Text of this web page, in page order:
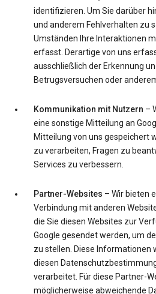
identifizieren. Um Sie darüber
und anderem Fehlverhalten zu
Umständen Ihre Interaktionen
erfasst. Derartige von uns
ausschließlich der Erkennung
Betrugsversuchen oder
Kommunikation mit Nutzern –
eine sonstige Mitteilung an
Mitteilung von uns gespeichert
zu verarbeiten, Fragen zu
Services zu verbessern.
Partner-Websites – Wir bieten
Verbindung mit anderen
die Sie diesen Websites zur
Google gesendet werden, um
zu stellen. Diese Informationen
diesen
verarbeitet. Für diese Partner-
möglicherweise abweichende